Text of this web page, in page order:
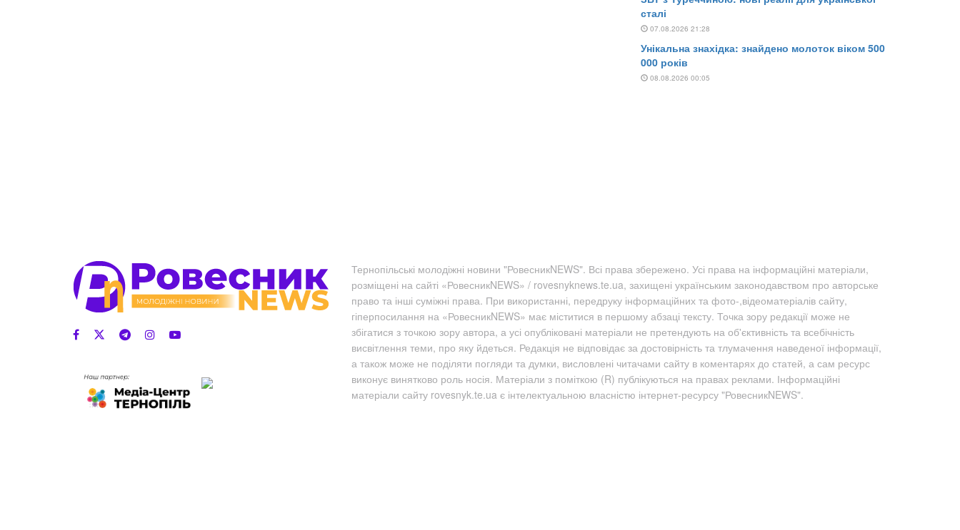
Тернопільські молодіжні новини "РовесникNEWS". Всі права збережено. Усі права на інформаційні матеріали,
розміщені на сайті «РовесникNEWS» / rovesnyknews.te.ua, захищені українським законодавством про авторське
право та інші суміжні права. При використанні, передруку інформаційних та фото-,відеоматеріалів сайту,
гіперпосилання на «РовесникNEWS» має міститися в першому абзаці тексту. Точка зору редакції може не
збігатися з точкою зору автора, а усі опубліковані матеріали не претендують на об'єктивність та всебічність
висвітлення теми, про яку йдеться. Редакція не відповідає за достовірність та тлумачення наведеної інформації,
а також може не поділяти погляди та думки, висловлені читачами сайту в коментарях до статей, а сам ресурс
виконує винятково роль носія. Матеріали з поміткою (R) публікуються на правах реклами. Інформаційні
матеріали сайту rovesnyk.te.ua є інтелектуальною власністю інтернет-ресурсу "РовесникNEWS".